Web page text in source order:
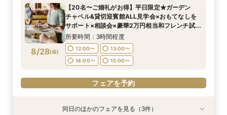
8/24(月)
所要時間：3時間程度
12:00〜
13:00〜
14:00〜
15:00〜
フェアを予約
8/24(月)
チコース
所要時間：3時間程度
12:00〜
13:00〜
14:00〜
15:00〜
フェアを予約
8/24(月)
所要時間：3時間程度
12:00〜
13:00〜
14:00〜
15:00〜
フェアを予約
8/28(金)
【20名〜ご婚礼がお得】平日限定★ガーデン
チャペル&貸切迎賓館ALL見学会×おもてなしを
サポート×相談会×豪華2万円相当和フレンチ試食
会
所要時間：3時間程度
12:00〜
13:00〜
14:00〜
15:00〜
フェアを予約
特典あり
特典あり
特典あり同日のほかのフェアを見る（3件）